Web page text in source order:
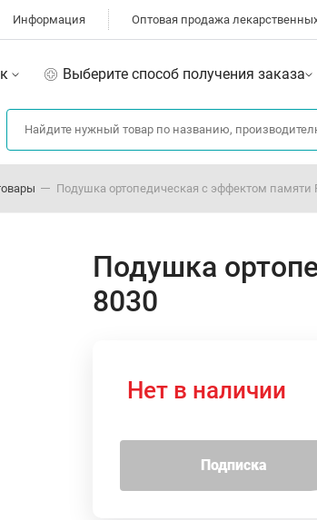
Информация Оптовая продажа
Выберите способ получения заказа
Подушка ортопедическая с эффектом памяти
Подушка
8030
Нет в наличии
Подписка